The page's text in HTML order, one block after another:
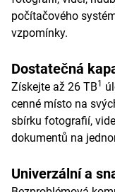
počítačového
vzpomínky.
Dostatečná
Získejte až 26 TB1
cenné místo na
sbírku fotografií,
dokumentů na
Univerzální a